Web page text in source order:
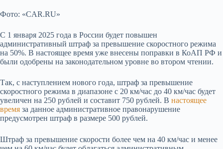
Фото: «CAR.RU»
С 1 января 2025 года в России будет повышен
административный штраф за превышение скоростного режима
на 50%. В настоящее время уже внесены поправки в КоАП РФ и
были одобрены на законодательном уровне во втором чтении.
Так, с наступлением нового года, штраф за превышение
скоростного режима в диапазоне с 20 км/час до 40 км/час будет
увеличен на 250 рублей и составит 750 рублей. В настоящее
время за данное административное правонарушение
предусмотрен штраф в размере 500 рублей.
Штраф за превышение скорости более чем на 40 км/час и менее